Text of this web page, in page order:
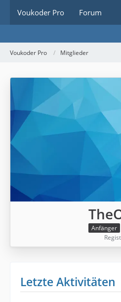
Voukoder Pro Forum
Voukoder Pro Mitglieder
Anfänger
Letzte Aktivitäten